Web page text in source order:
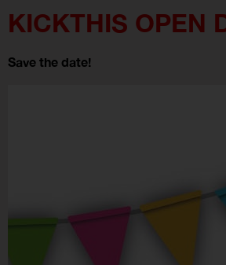
KICKTHIS OPEN
Save the date!